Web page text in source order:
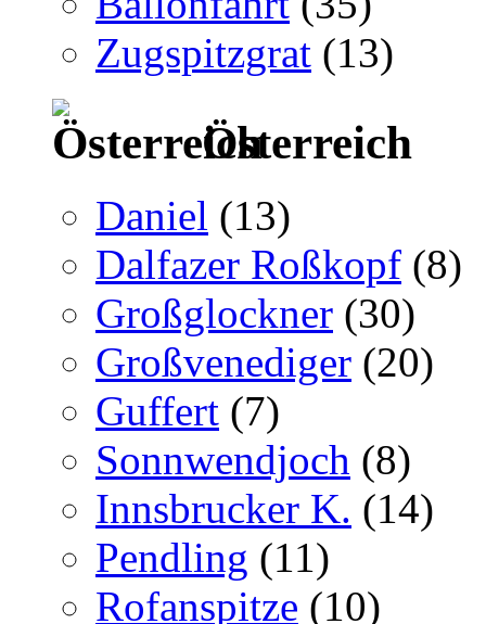
Zugspitzgrat (13)
Österreich
Daniel (13)
Dalfazer Roßkopf (8)
Großglockner (30)
Großvenediger (20)
Guffert (7)
Sonnwendjoch (8)
Innsbrucker K. (14)
Pendling (11)
Rofanspitze (10)